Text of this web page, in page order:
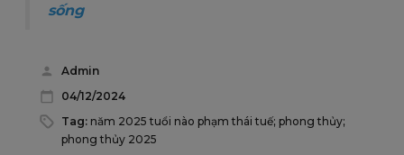
sống
Admin
04/12/2024
Tag: năm 2025 tuổi nào phạm thái tuế; phong thủy;
phong thủy 2025